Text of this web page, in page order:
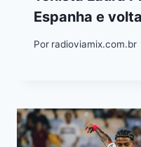
Espanha e
Por radioviamix.com.br